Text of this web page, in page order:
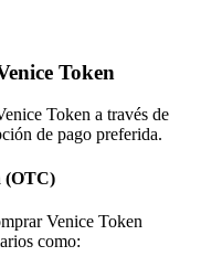
Token
Token a través de
de pago preferida.
(OTC)
Venice Token
como: